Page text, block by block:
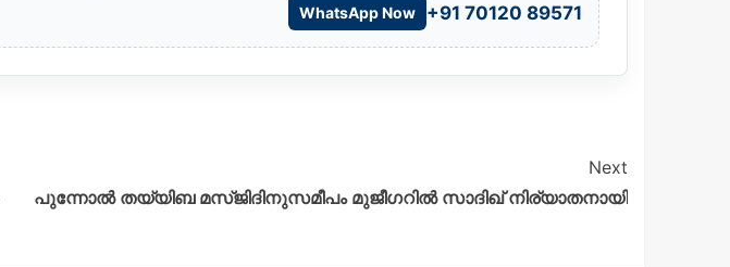
WhatsApp Now +91 70120 89571
Next
പുന്നോൽ തയ്യിബ മസ്ജിദിനുസമീപം മുജീഗറിൽ സാദിഖ് നിര്യാതനായി